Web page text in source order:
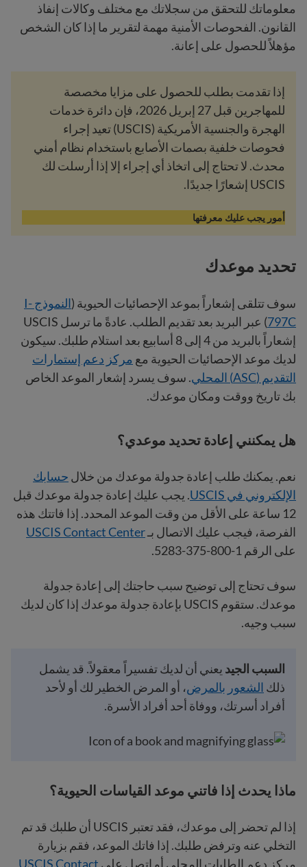
معلوماتك للتحقق من سجلاتك مع مختلف وكالات إنفاذ
القانون. الفحوصات الأمنية مهمة لتقرير ما إذا كان الشخص
مؤهلاً للحصول على إعانة.
إذا تقدمت بطلب للحصول على مزايا مخصصة
للمهاجرين قبل 27 إبريل 2026، فإن دائرة خدمات
الهجرة والجنسية الأمريكية (USCIS) تعيد إجراء
فحوصات خلفية بصمات الأصابع باستخدام نظام أمني
محدث. لا تحتاج إلى اتخاذ أي إجراء إلا إذا أرسلت لك
USCIS إشعارًا جديدًا.
أمور يجب عليك معرفتها
تحديد موعدك
سوف تتلقى إشعاراً بموعد الإحصائيات الحيوية (
النموذج I-
797C
) عبر البريد بعد تقديم الطلب. عادةً ما ترسل USCIS
إشعاراً بالبريد من 4 إلى 8 أسابيع بعد استلام طلبك. سيكون
لديك موعد الإحصائيات الحيوية مع مركز دعم إستمارات
التقديم (ASC) المحلي
. سوف يسرد إشعار الموعد الخاص
بك تاريخ ووقت ومكان موعدك.
هل يمكنني إعادة تحديد موعدي؟
نعم. يمكنك طلب إعادة جدولة موعدك من خلال حسابك
الإلكتروني في USCIS
. يجب عليك إعادة جدولة موعدك قبل
12 ساعة على الأقل من وقت الموعد المحدد. إذا فاتتك هذه
الفرصة، فيجب عليك الاتصال بـUSCIS Contact Center
على الرقم 1-800-375-5283‎.
سوف تحتاج إلى توضيح سبب حاجتك إلى إعادة جدولة
موعدك. ستقوم USCIS بإعادة جدولة موعدك إذا كان لديك
سبب وجيه.
السبب الجيد يعني أن لديك تفسيراً معقولاً. قد يشمل
ذلك الشعور بالمرض، أو المرض الخطير لك أو لأحد
أفراد أسرتك، ووفاة أحد أفراد الأسرة.
ماذا يحدث إذا فاتني موعد القياسات الحيوية؟
إذا لم تحضر إلى موعدك، فقد تعتبر USCIS أن طلبك قد تم
التخلي عنه وترفض طلبك. إذا فاتك الموعد، فقم بزيارة
مركز دعم الطلبات المحلي أو اتصل على USCIS Contact